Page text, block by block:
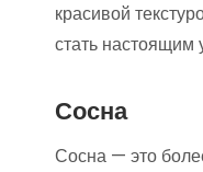
красивой
стать
Сосна
Сосна — это